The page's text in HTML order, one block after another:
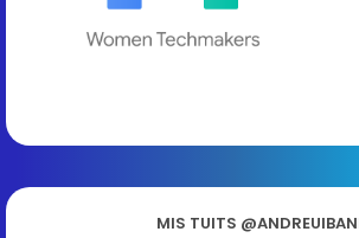
MIS TUITS